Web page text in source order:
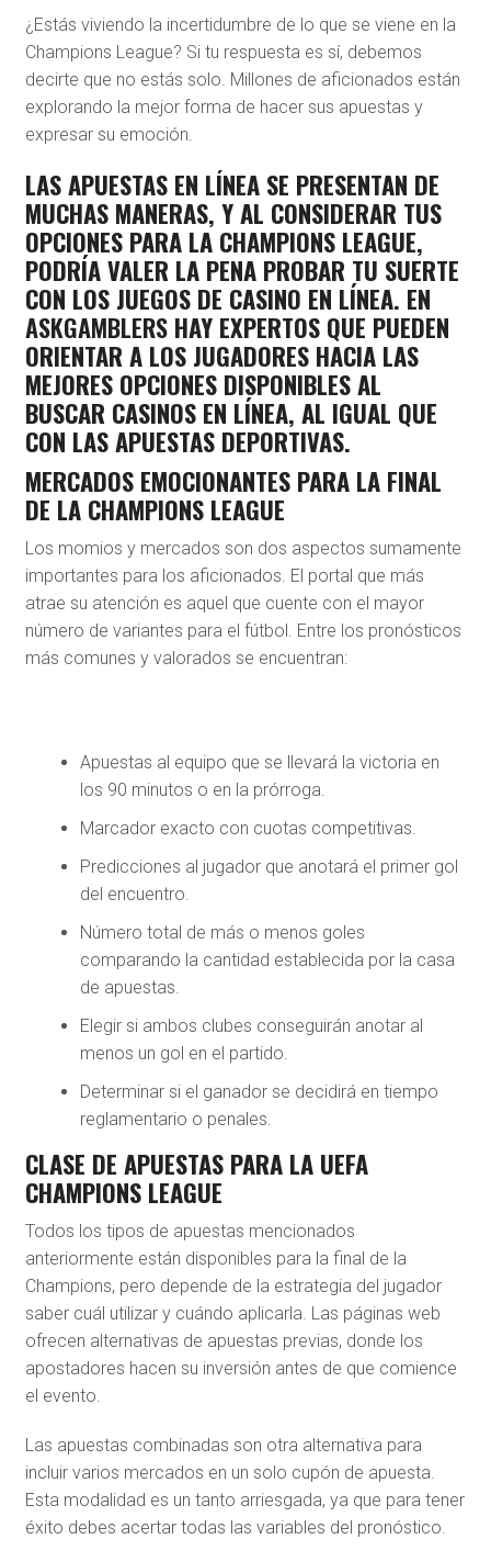
¿Estás viviendo la incertidumbre de lo que se viene en la
Champions League? Si tu respuesta es sí, debemos
decirte que no estás solo. Millones de aficionados están
explorando la mejor forma de hacer sus apuestas y
expresar su emoción.
LAS APUESTAS EN LÍNEA SE PRESENTAN DE
MUCHAS MANERAS, Y AL CONSIDERAR TUS
OPCIONES PARA LA CHAMPIONS LEAGUE,
PODRÍA VALER LA PENA PROBAR TU SUERTE
CON LOS JUEGOS DE CASINO EN LÍNEA. EN
ASKGAMBLERSHAY EXPERTOS QUE PUEDEN
ORIENTAR A LOS JUGADORES HACIA LAS
MEJORES OPCIONES DISPONIBLES AL
BUSCAR CASINOS EN LÍNEA, AL IGUAL QUE
CON LAS APUESTAS DEPORTIVAS.
MERCADOS EMOCIONANTES PARA LA FINAL
DE LA CHAMPIONS LEAGUE
Los momios y mercados son dos aspectos sumamente
importantes para los aficionados. El portal que más
atrae su atención es aquel que cuente con el mayor
número de variantes para el fútbol. Entre los pronósticos
más comunes y valorados se encuentran:
Apuestas al equipo que se llevará la victoria en
los 90 minutos o en la prórroga.
Marcador exacto con cuotas competitivas.
Predicciones al jugador que anotará el primer gol
del encuentro.
Número total de más o menos goles
comparando la cantidad establecida por la casa
de apuestas.
Elegir si ambos clubes conseguirán anotar al
menos un gol en el partido.
Determinar si el ganador se decidirá en tiempo
reglamentario o penales.
CLASE DE APUESTAS PARA LA UEFA
CHAMPIONS LEAGUE
Todos los tipos de apuestas mencionados
anteriormente están disponibles para la final de la
Champions, pero depende de la estrategia del jugador
saber cuál utilizar y cuándo aplicarla. Las páginas web
ofrecen alternativas de apuestas previas, donde los
apostadores hacen su inversión antes de que comience
el evento.
Las apuestas combinadas son otra alternativa para
incluir varios mercados en un solo cupón de apuesta.
Esta modalidad es un tanto arriesgada, ya que para tener
éxito debes acertar todas las variables del pronóstico.